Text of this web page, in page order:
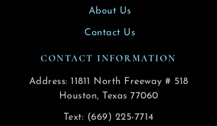
About Us
Contact Us
CONTACT INFORMATION
Address: 11811 North Freeway # 518
Houston, Texas 77060
Text: (669) 225-7714